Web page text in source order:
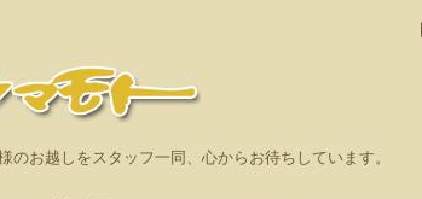
お越しをスタッフ一同、心からお待ちしています。